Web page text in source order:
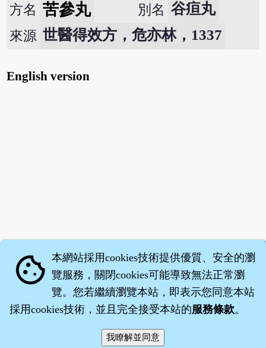
方名 苦參丸 別名 谷疸丸
來源 世醫得效方，危亦林，1337
English version
‧沈藥子©2008～2026
cookie 本網站採用cookies技術提供優質、安全的瀏
覽服務，關閉cookies可能導致無法正常瀏
覽。您若繼續瀏覽本站，即表示您同意本站
採用cookies技術，並且完全接受本站的服務條款。